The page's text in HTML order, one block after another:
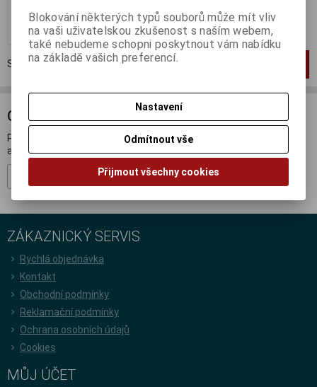
Koupit
Strana 1z1Celkem1záznamů
ODBĚR NOVINEK
Přihlašte se k odběru novinek a buďte informováni o novinkách,
akcích a soutěžích.
ZÁKAZNICKÝ SERVIS
Rychlá objednávka
Kontakt
Obchodní podmínky
Reklamační podmínky
Ochrana osobních údajů
Cookies
MŮJ ÚČET
Blokování některých typů souborů může mít vliv
na vaši uživatelskou zkušenost s naším webem,
také nebudeme schopni poskytnout vám nabídku
na základě vašich preferencí.
Nastavení
Odmítnout vše
Přijmout všechny cookies